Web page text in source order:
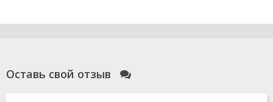
Оставь свой отзыв